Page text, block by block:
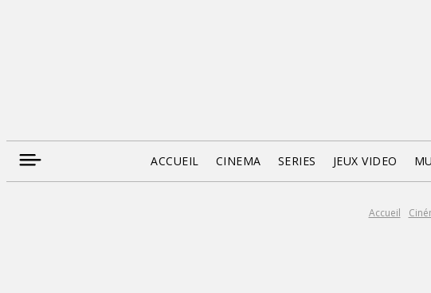
ACCUEIL CINEMA SERIES JEUX VIDEO
Accueil